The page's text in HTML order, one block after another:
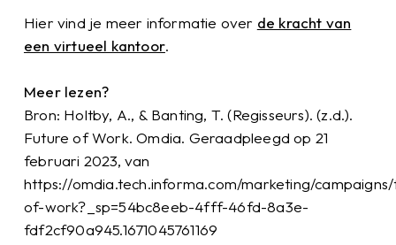
Hier vind je meer informatie over de kracht van
een virtueel kantoor.
Meer lezen?
Bron: Holtby, A., & Banting, T. (Regisseurs). (z.d.).
Future of Work. Omdia. Geraadpleegd op 21
februari 2023, van
https://omdia.tech.informa.com/marketing/
of-work?_sp=54bc8eeb-4fff-46fd-8a3e-
fdf2cf90a945.1671045761169